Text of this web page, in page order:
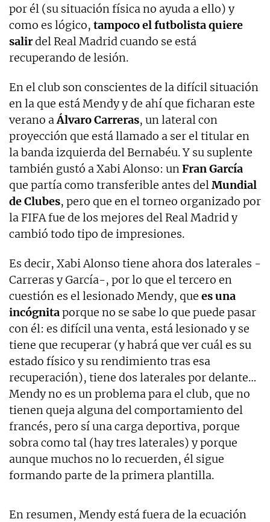
por él (su situación física no ayuda a ello) y
como es lógico, tampoco el futbolista quiere
salirdel Real Madrid cuando se está
recuperando de lesión.
En el club son conscientes de la difícil situación
en la que está Mendy y de ahí que ficharan este
verano aÁlvaro Carreras, un lateral con
proyección que está llamado a ser el titular en
la banda izquierda del Bernabéu. Y su suplente
también gustó a Xabi Alonso: unFran García
que partía como transferible antes delMundial
de Clubes, pero que en el torneo organizado por
la FIFA fue de los mejores del Real Madrid y
cambió todo tipo de impresiones.
Es decir, Xabi Alonso tiene ahora dos laterales -
Carreras y García-, por lo que el tercero en
cuestión es el lesionado Mendy, que es una
incógnitaporque no se sabe lo que puede pasar
con él: es difícil una venta, está lesionado y se
tiene que recuperar (y habrá que ver cuál es su
estado físico y su rendimiento tras esa
recuperación), tiene dos laterales por delante…
Mendy no es un problema para el club, que no
tienen queja alguna del comportamiento del
francés, pero sí una carga deportiva, porque
sobra como tal (hay tres laterales) y porque
aunque muchos no lo recuerden, él sigue
formando parte de la primera plantilla.
En resumen, Mendy está fuera de la ecuación